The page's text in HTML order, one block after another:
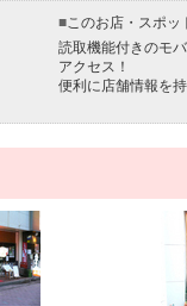
■このお店・スポッ
読取機能付きのモ
アクセス！
便利に店舗情報を